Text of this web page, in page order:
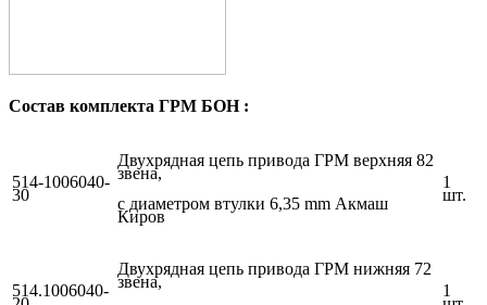
Состав комплекта ГРМ БОН :
514-1006040-
30
Двухрядная цепь привода ГРМ верхняя 82
звена,
с диаметром втулки 6,35 mm Акмаш
Киров
1
шт.
514.1006040-
Двухрядная цепь привода ГРМ нижняя 72
звена,
1